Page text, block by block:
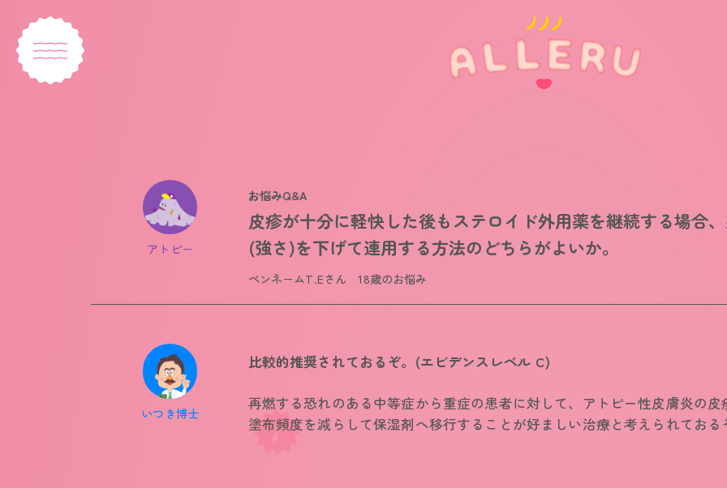
アトピー
お悩みQ&A
皮疹が十分に軽快した後もステロイド外用薬を継続する場合
(強さ)を下げて連用する方法のどちらがよいか。
ペンネームT.Eさん 18歳のお悩み
いつき博士
比較的推奨されておるぞ。(エビデンスレベル C)
再燃する恐れのある中等症から重症の患者に対して、アトピー性皮膚炎の
塗布頻度を減らして保湿剤へ移行することが好ましい治療と考えられておる